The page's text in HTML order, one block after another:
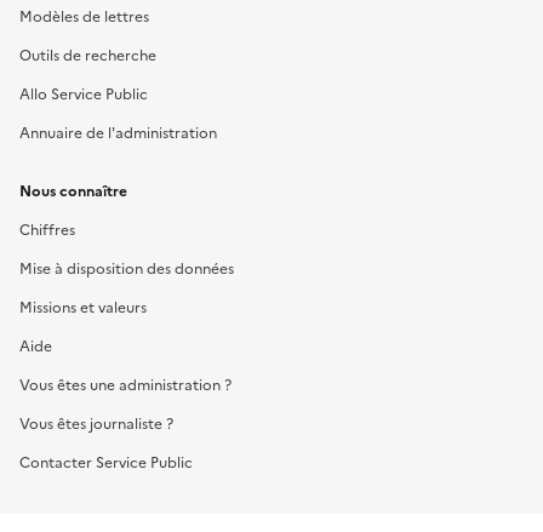
Modèles de lettres
Outils de recherche
Allo Service Public
Annuaire de l'administration
Nous connaître
Chiffres
Mise à disposition des données
Missions et valeurs
Aide
Vous êtes une administration ?
Vous êtes journaliste ?
Contacter Service Public